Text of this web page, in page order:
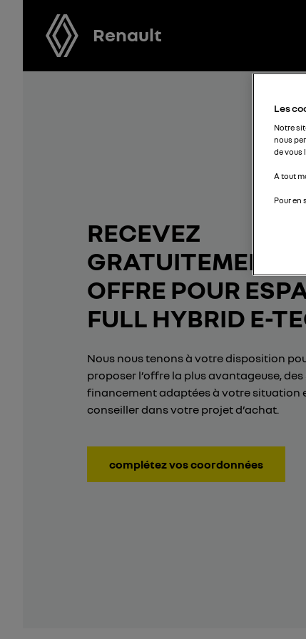
Renault
RECEVEZ
GRATUITEMENT
OFFRE POUR
FULL HYBRID E-
Nous nous tenons à votre disposition
proposer l’offre la plus avantageuse,
financement adaptées à votre situation
conseiller dans votre projet d’achat.
complétez vos coordonnées
Les
Notre
nous
de vous
A tout
Pour en